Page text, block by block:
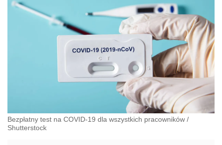
Bezpłatny test na COVID-19 dla wszystkich pracowników /
Shutterstock